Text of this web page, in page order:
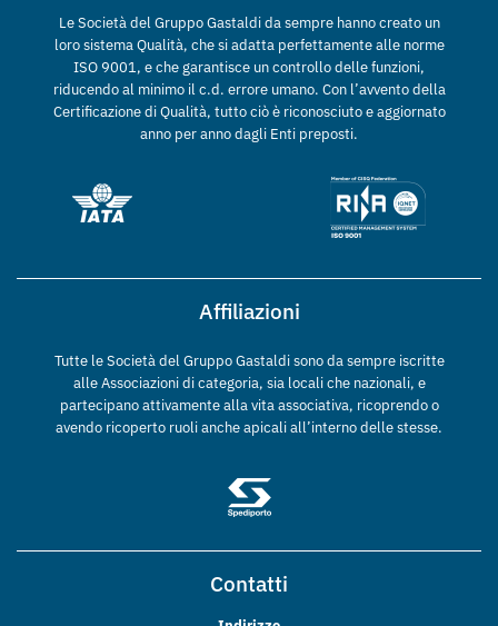
Le Società del Gruppo Gastaldi da sempre hanno creato un
loro sistema Qualità, che si adatta perfettamente alle norme
ISO 9001, e che garantisce un controllo delle funzioni,
riducendo al minimo il c.d. errore umano. Con l’avvento della
Certificazione di Qualità, tutto ciò è riconosciuto e aggiornato
anno per anno dagli Enti preposti.
Affiliazioni
Tutte le Società del Gruppo Gastaldi sono da sempre iscritte
alle Associazioni di categoria, sia locali che nazionali, e
partecipano attivamente alla vita associativa, ricoprendo o
avendo ricoperto ruoli anche apicali all’interno delle stesse.
Contatti